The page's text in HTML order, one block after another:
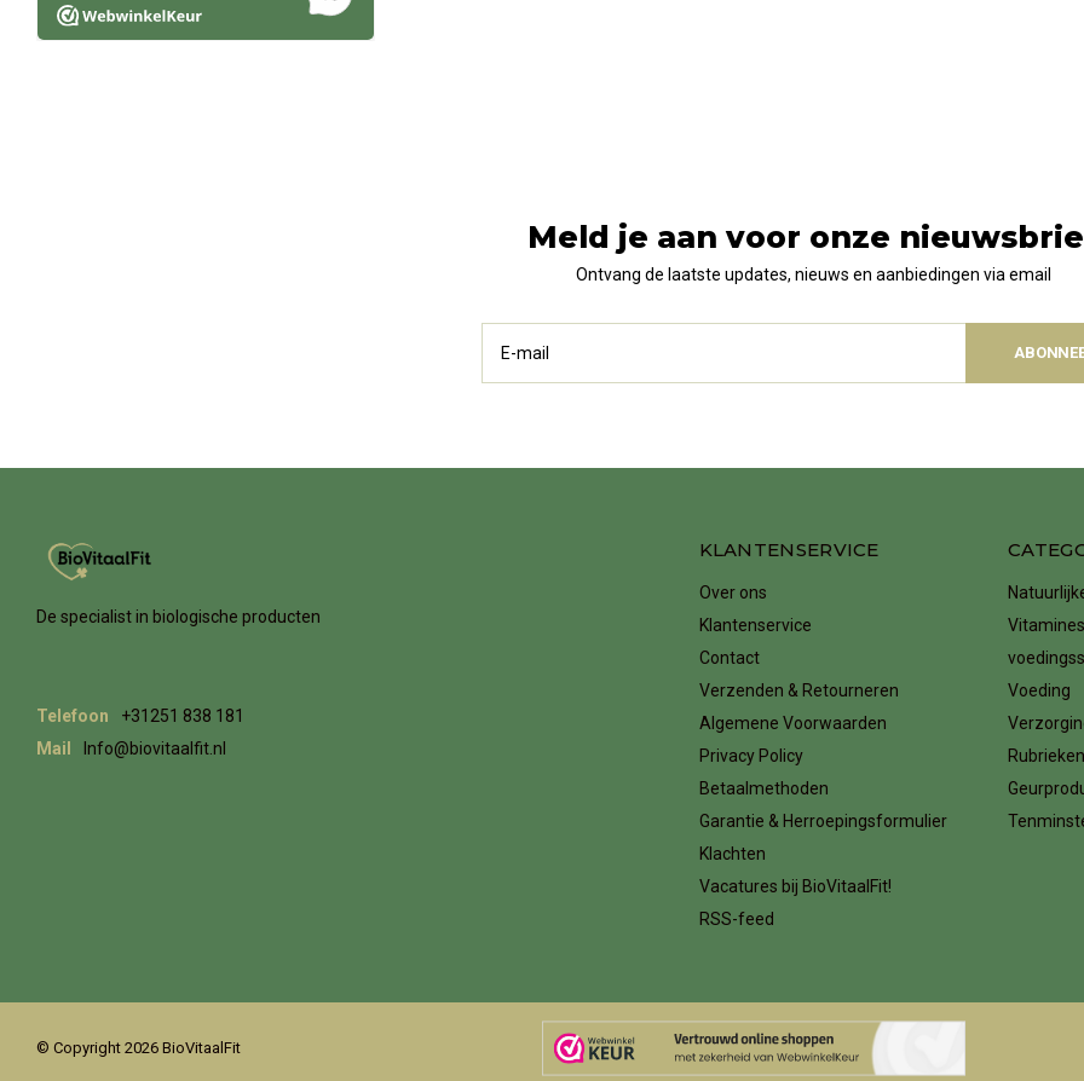
Meld je aan voor onze
Ontvang de laatste updates, nieuws en aanbiedingen via email
De specialist in biologische producten
Telefoon
+31251 838 181
Mail
Info@biovitaalfit.nl
KLANTENSERVICE
Over ons
Klantenservice
Contact
Verzenden & Retourneren
Algemene Voorwaarden
Privacy Policy
Betaalmethoden
Garantie & Herroepingsformulier
Klachten
Vacatures bij BioVitaalFit!
RSS-feed
Voeding
Rubrieken
© Copyright 2026 BioVitaalFit